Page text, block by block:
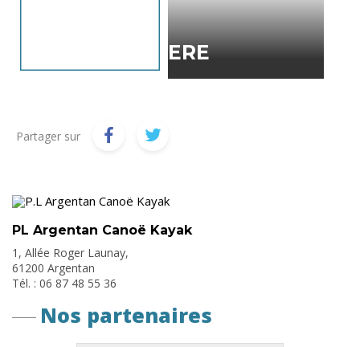
DEVERREWAERE
Partager sur
PL Argentan Canoë Kayak
1, Allée Roger Launay,
61200 Argentan
Tél. : 06 87 48 55 36
Nos partenaires